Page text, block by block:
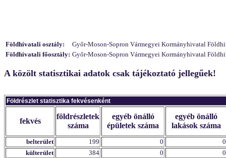
Földhivatali osztály:
Győr-Moson-Sopron Vármegyei Kormányhivatal
Földhivatali főosztály: Győr-Moson-Sopron Vármegyei Kormányhivatal
A közölt statisztikai adatok csak tájékoztató jellegűek!
Földrészlet statisztika fekvésenként
fekvés
földrészletek
száma
egyéb önálló
épületek száma
egyéb önálló
lakások száma
belterület 199 0
0
külterület
384 0 0